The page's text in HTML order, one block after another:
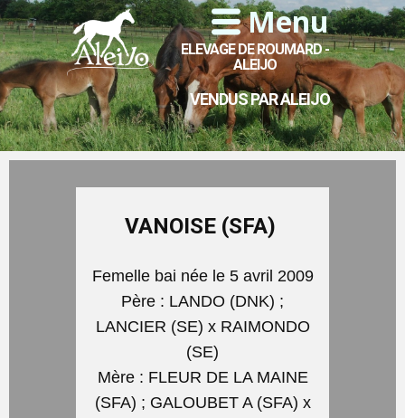
Menu
ELEVAGE DE ROUMARD -
ALEIJO
VENDUS PAR ALEIJO
VANOISE (SFA)
Femelle bai née le 5 avril 2009
Père : LANDO (DNK) ;
LANCIER (SE) x RAIMONDO
(SE)
Mère : FLEUR DE LA MAINE
(SFA) ; GALOUBET A (SFA) x